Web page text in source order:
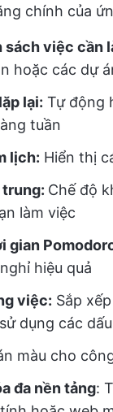
chính của
sách việc cần
hoặc các dự
lại: Tự động
tuần
lịch: Hiển thị
trung: Chế độ
làm việc
gian
hiệu quả
việc: Sắp
dụng các
màu cho
đa nền tảng: